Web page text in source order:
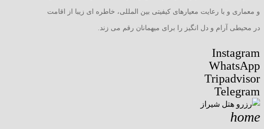
و معماری و با رعایت معیارهای کیفیتی بین المللی، خاطره ای زیبا از اقامت
در محیطی آرام و دل انگیز را برای میهمانان رقم می زند.
Instagram
WhatsApp
Tripadvisor
Telegram
home